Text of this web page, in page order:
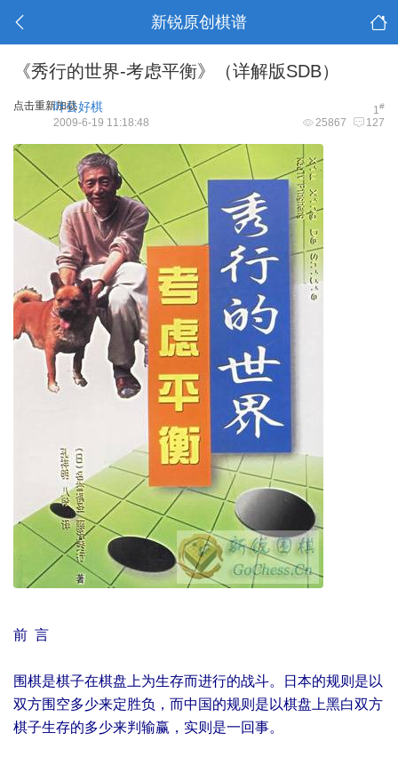
新锐原创棋谱
《秀行的世界-考虑平衡》（详解版SDB）
点击重新加载 1#
叶公好棋
25867 127
2009-6-19 11:18:48
前 言
围棋是棋子在棋盘上为生存而进行的战斗。日本的规则是以
双方围空多少来定胜负，而中国的规则是以棋盘上黑白双方
棋子生存的多少来判输赢，实则是一回事。